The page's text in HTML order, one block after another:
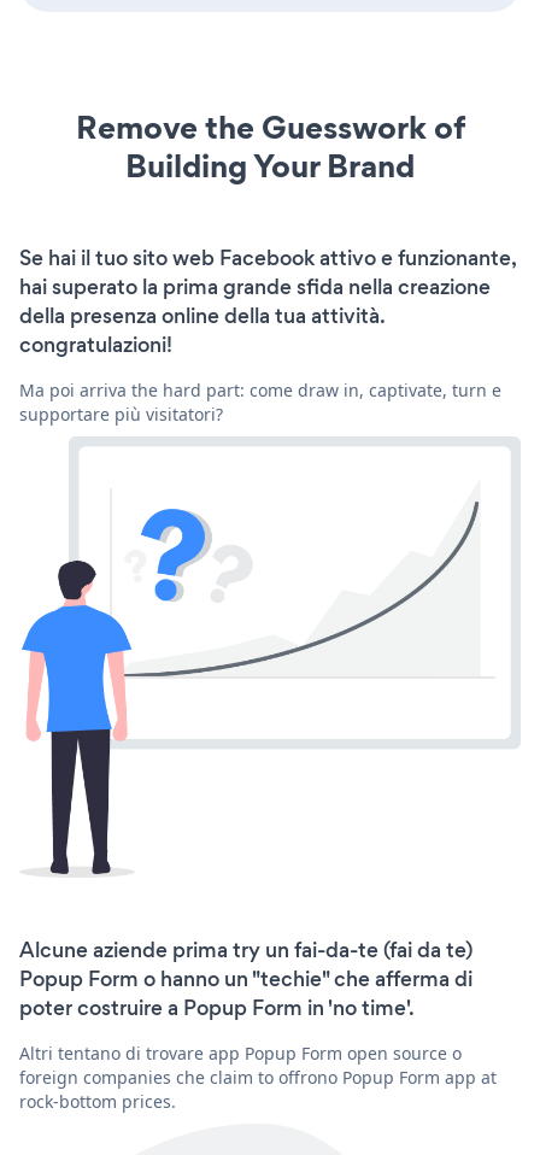
Remove the Guesswork of
Building Your Brand
Se hai il tuo sito web Facebook attivo e funzionante,
hai superato la prima grande sfida nella creazione
della presenza online della tua attività.
congratulazioni!
Ma poi arriva the hard part: come draw in, captivate, turn e
supportare più visitatori?
Alcune aziende prima try un fai-da-te (fai da te)
Popup Form o hanno un "techie" che afferma di
poter costruire a Popup Form in 'no time'.
Altri tentano di trovare app Popup Form open source o
foreign companies che claim to offrono Popup Form app at
rock-bottom prices.